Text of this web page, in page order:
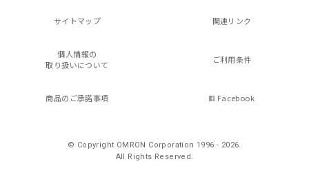
サイトマップ 関連リンク
個人情報の
取り扱いについて
ご利用条件
商品のご承諾事項 Facebook
© Copyright OMRON Corporation 1996 - 2026.
All Rights Reserved.